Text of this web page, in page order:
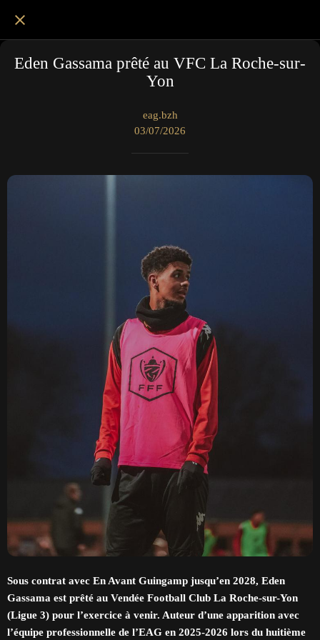
Eden Gassama prêté au VFC La Roche-sur-
Yon
eag.bzh
03/07/2026
Sous contrat avec En Avant Guingamp jusqu’en 2028, Eden
Gassama est prêté au Vendée Football Club La Roche-sur-Yon
(Ligue 3) pour l’exercice à venir. Auteur d’une apparition avec
l’équipe professionnelle de l’EAG en 2025-2026 lors du huitième